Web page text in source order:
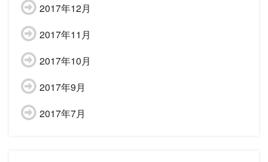
2017年12月
2017年11月
2017年10月
2017年9月
2017年7月